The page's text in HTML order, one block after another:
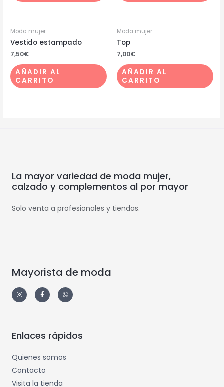
Moda mujer
Vestido estampado
7,50€
AÑADIR AL
CARRITO
Moda mujer
Top
7,00€
AÑADIR AL
CARRITO
La mayor variedad de moda mujer,
calzado y complementos al por mayor
Solo venta a profesionales y tiendas.
Mayorista de moda
Enlaces rápidos
Quienes somos
Contacto
Visita la tienda